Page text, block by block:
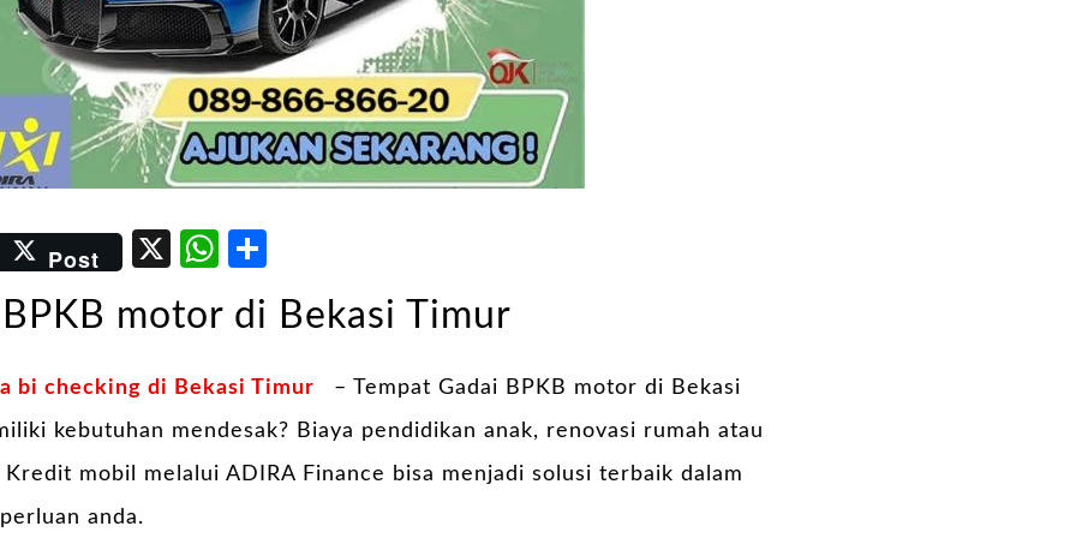
Post X WhatsApp
motor di Bekasi Timur
bi checking di Bekasi Timur
– Tempat Gadai BPKB motor di Bekasi
kebutuhan mendesak? Biaya pendidikan anak, renovasi rumah atau
Kredit mobil melalui ADIRA Finance bisa menjadi solusi terbaik dalam
anda.